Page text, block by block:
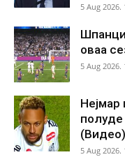
5 Aug 2026.
оваа
5 Aug 2026.
Нејмар
полуде
(Видео)
5 Aug 2026.